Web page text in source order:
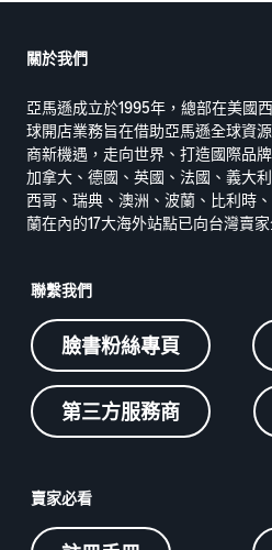
關於我們
亞馬遜成立於1995年，總部在美國
球開店業務旨在借助亞馬遜全球資
商新機遇，走向世界、打造國際品
加拿大、德國、英國、法國、義大
西哥、瑞典、澳洲、波蘭、比利時
蘭在內的17大海外站點已向台灣賣家
聯繫我們
臉書粉絲專頁
第三方服務商
賣家必看